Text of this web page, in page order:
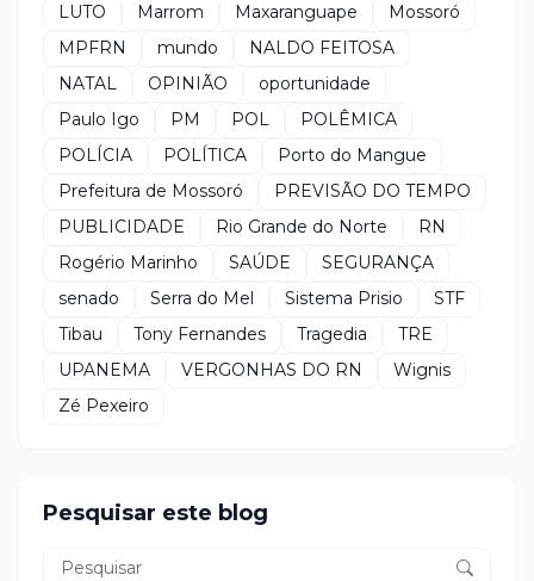
LUTO
Marrom Maxaranguape
Mossoró
MPFRN
mundo
NALDO FEITOSA
NATAL
OPINIÃO
oportunidade
Paulo Igo
PM POL
POLÊMICA
POLÍCIA
POLÍTICA
Porto do Mangue
Prefeitura de Mossoró
PREVISÃO DO TEMPO
PUBLICIDADE
Rio Grande do Norte
RN
Rogério Marinho
SAÚDE
SEGURANÇA
senado
Serra do Mel Sistema Prisio
STF
Tibau
Tony Fernandes Tragedia
TRE
UPANEMA
VERGONHAS DO RN
Wignis
Zé Pexeiro
Pesquisar este blog